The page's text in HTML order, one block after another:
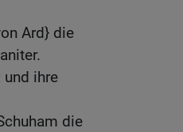
Ard} die
und ihre
die